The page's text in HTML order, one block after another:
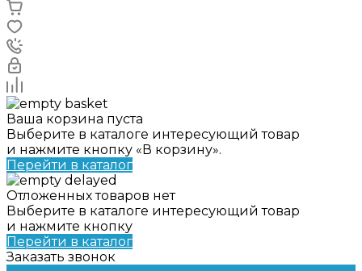
Ваша корзина пуста
Выберите в каталоге интересующий товар
и нажмите кнопку «В корзину».
Перейти в каталог
Отложенных товаров нет
Выберите в каталоге интересующий товар
и нажмите кнопку
Перейти в каталог
Заказать звонок